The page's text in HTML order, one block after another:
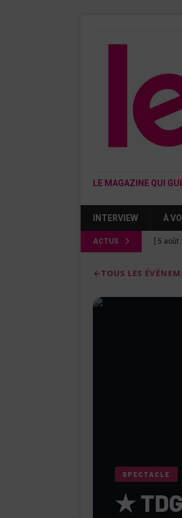
LE MAGAZINE QUI
INTERVIEW À
ACTUS [ 5 août
TOUS LES
SPECTACLE
★